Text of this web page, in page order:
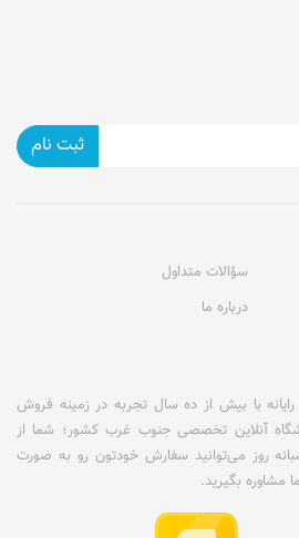
ثبت نام
سؤالات متداول
درباره ما
با بیش از ده سال تجربه در زمینه فروش
آنلاین تخصصی جنوب غرب کشور؛ شما از
روز می‌توانید سفارش خودتون رو به صورت
مشاوره بگیرید.